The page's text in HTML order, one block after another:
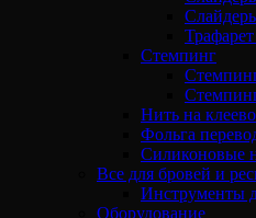
Стемпинг
Нить на
Фольга
Силиконовые
Все для бровей и
Инструменты
Оборудование